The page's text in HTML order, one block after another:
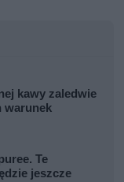
kawy zaledwie
warunek
Te
jeszcze